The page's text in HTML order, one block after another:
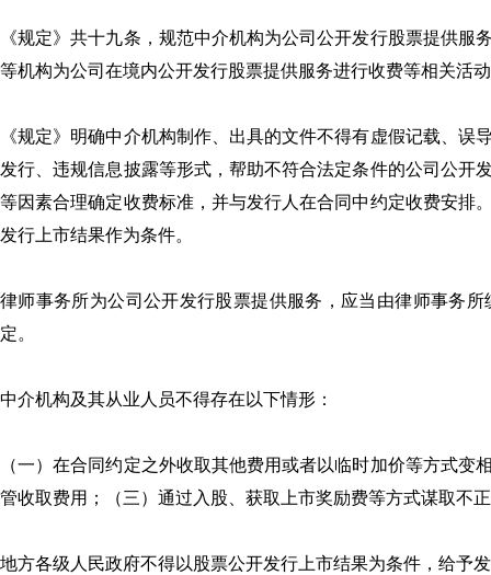
《规定》共十九条，规范中介机构为公司公开发行股票提供
等机构为公司在境内公开发行股票提供服务进行收费等相关活
《规定》明确中介机构制作、出具的文件不得有虚假记载、
发行、违规信息披露等形式，帮助不符合法定条件的公司公开
等因素合理确定收费标准，并与发行人在合同中约定收费安排
发行上市结果作为条件。
律师事务所为公司公开发行股票提供服务，应当由律师事务
定。
中介机构及其从业人员不得存在以下情形：
（一）在合同约定之外收取其他费用或者以临时加价等方式
管收取费用；（三）通过入股、获取上市奖励费等方式谋取不
地方各级人民政府不得以股票公开发行上市结果为条件，给予